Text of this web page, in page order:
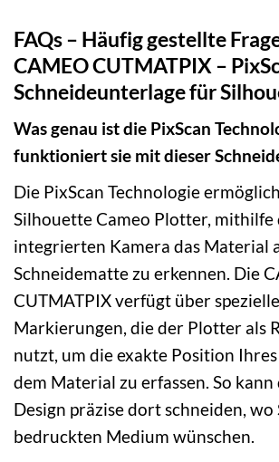
FAQs – Häufig gestellte
CAMEO CUTMATPIX –
Schneideunterlage für
Was genau ist die PixScan
funktioniert sie mit dieser
Die PixScan Technologie
Silhouette Cameo Plotter, mithilfe
integrierten Kamera das Material
Schneidematte zu erkennen. Die
CUTMATPIX verfügt über spezielle
Markierungen, die der Plotter als
nutzt, um die exakte Position
dem Material zu erfassen. So
Design präzise dort schneiden, wo
bedruckten Medium wünschen.